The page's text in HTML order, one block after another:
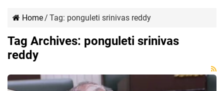
Home/ Tag: ponguleti srinivas reddy
Tag Archives: ponguleti srinivas
reddy